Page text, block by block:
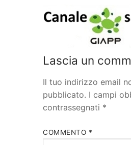
Lascia un
Il tuo indirizzo email
pubblicato. I campi
contrassegnati *
COMMENTO *